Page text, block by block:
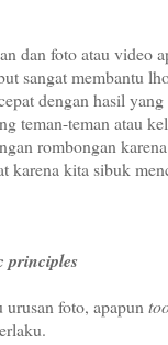
dan foto atau video
sangat membantu
dengan hasil
teman-teman atau
rombongan
karena kita sibuk
principles
foto, apapun